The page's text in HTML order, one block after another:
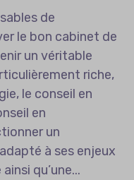
de
le bon cabinet de
un véritable
riche,
le conseil en
en
un
à ses enjeux
qu’une...